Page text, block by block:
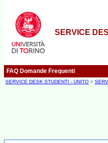
SERVICE
FAQ Domande Frequenti
SERVICE DESK STUDENTI - UNITO >